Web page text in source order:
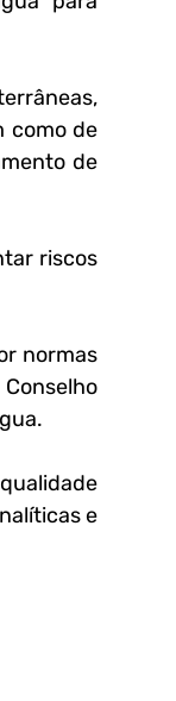
como de
de
riscos
normas
e